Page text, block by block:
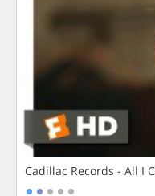
Cadillac Records - All I